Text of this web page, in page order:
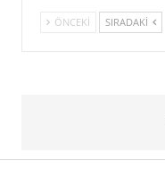
ÖNCEKI SIRADAKI